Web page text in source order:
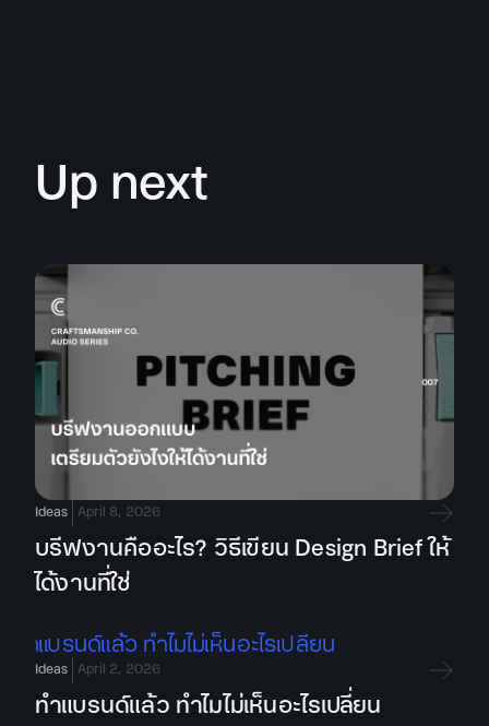
Up next
Ideas April 8, 2026
บรีฟงานคืออะไร? วิธีเขียน Design Brief ให้
ได้งานที่ใช่
Ideas April 2, 2026
ทำแบรนด์แล้ว ทำไมไม่เห็นอะไรเปลี่ยน